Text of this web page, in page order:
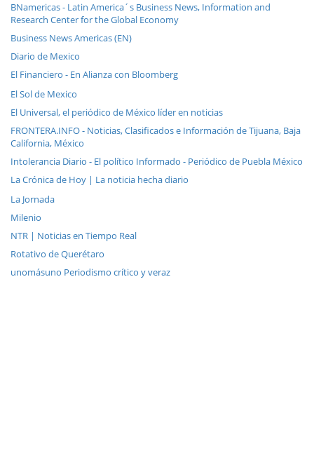
BNamericas - Latin America´s Business News, Information and
Research Center for the Global Economy
Business News Americas (EN)
Diario de Mexico
El Financiero - En Alianza con Bloomberg
El Sol de Mexico
El Universal, el periódico de México líder en noticias
FRONTERA.INFO - Noticias, Clasificados e Información de Tijuana, Baja
California, México
Intolerancia Diario - El político Informado - Periódico de Puebla México
La Crónica de Hoy | La noticia hecha diario
La Jornada
Milenio
NTR | Noticias en Tiempo Real
Rotativo de Querétaro
unomásuno Periodismo crítico y veraz